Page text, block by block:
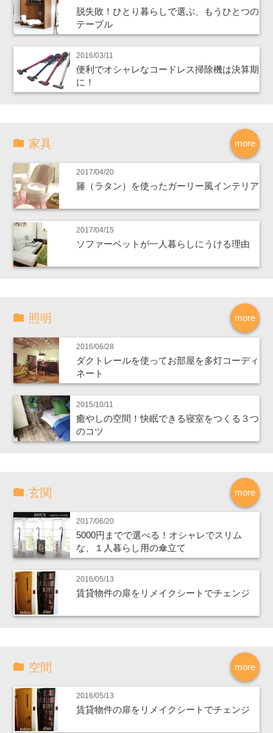
脱失敗！ひとり暮らしで選ぶ、もうひとつの
テーブル
2016/03/11
便利でオシャレなコードレス掃除機は決算期
に！
more
家具
2017/04/20
籐（ラタン）を使ったガーリー風インテリア
2017/04/15
ソファーベットが一人暮らしにうける理由
more
照明
2016/06/28
ダクトレールを使ってお部屋を多灯コーディ
ネート
2015/10/11
癒やしの空間！快眠できる寝室をつくる３つ
のコツ
more
玄関
2017/06/20
5000円までで選べる！オシャレでスリム
な、１人暮らし用の傘立て
2016/05/13
賃貸物件の扉をリメイクシートでチェンジ
more
空間
2016/05/13
賃貸物件の扉をリメイクシートでチェンジ